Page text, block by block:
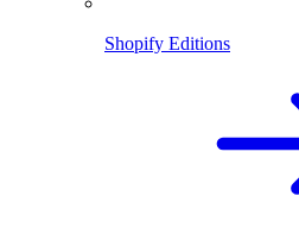
Shopify Editions